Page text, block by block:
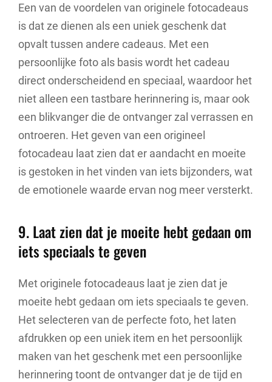
Een van de voordelen van originele fotocadeaus
is dat ze dienen als een uniek geschenk dat
opvalt tussen andere cadeaus. Met een
persoonlijke foto als basis wordt het cadeau
direct onderscheidend en speciaal, waardoor het
niet alleen een tastbare herinnering is, maar ook
een blikvanger die de ontvanger zal verrassen en
ontroeren. Het geven van een origineel
fotocadeau laat zien dat er aandacht en moeite
is gestoken in het vinden van iets bijzonders, wat
de emotionele waarde ervan nog meer versterkt.
9. Laat zien dat je moeite hebt gedaan om
iets speciaals te geven
Met originele fotocadeaus laat je zien dat je
moeite hebt gedaan om iets speciaals te geven.
Het selecteren van de perfecte foto, het laten
afdrukken op een uniek item en het persoonlijk
maken van het geschenk met een persoonlijke
herinnering toont de ontvanger dat je de tijd en